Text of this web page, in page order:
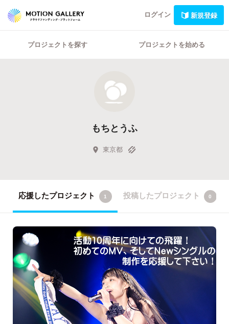
ログイン 新規登録
プロジェクトを探す プロジェクトを始める
もちとうふ
東京都
応援したプロジェクト 1 投稿したプロジェクト 0